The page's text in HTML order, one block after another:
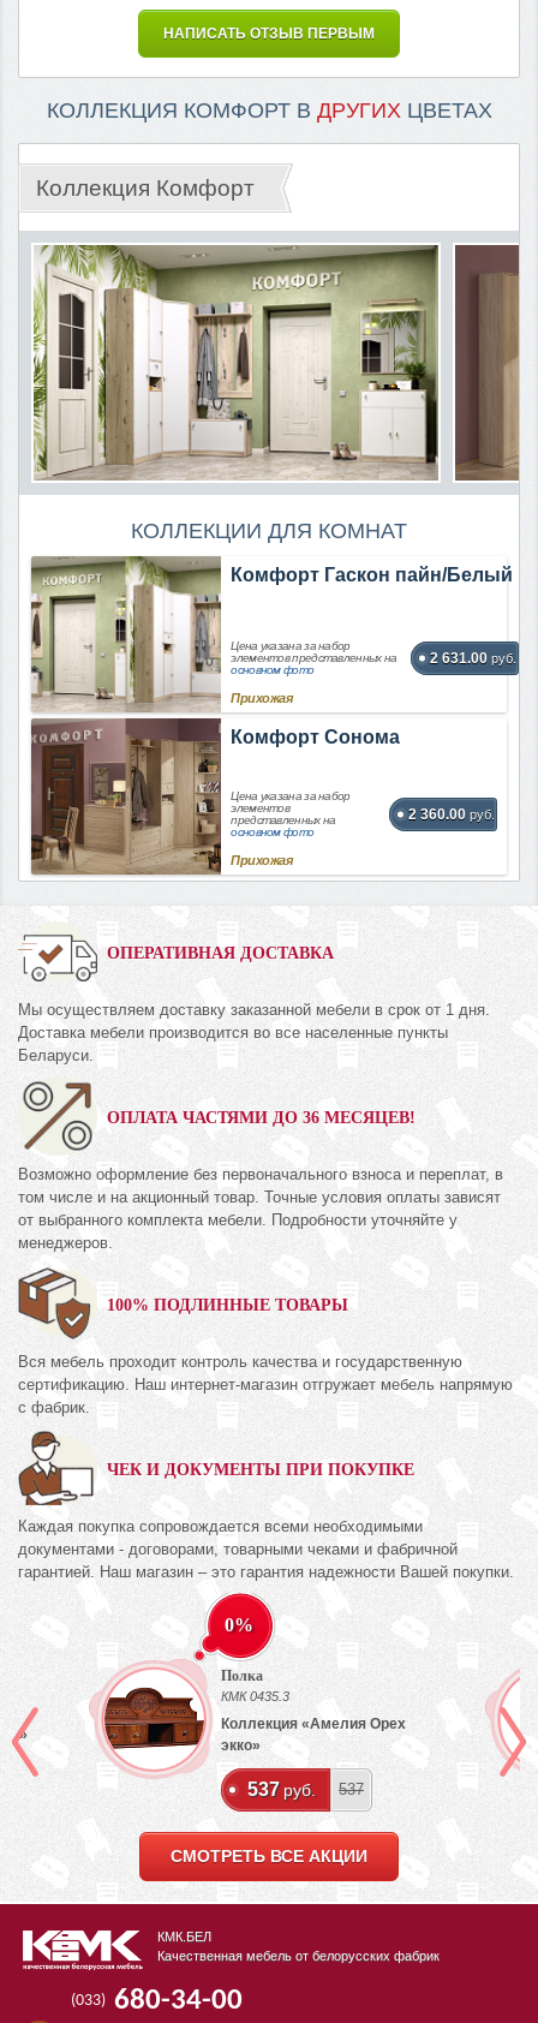
НАПИСАТЬ ОТЗЫВ ПЕРВЫМ
КОЛЛЕКЦИЯ КОМФОРТ В ДРУГИХЦВЕТАХ
Коллекция Комфорт
КОЛЛЕКЦИИ ДЛЯ КОМНАТ
Комфорт Гаскон пайн/Белый
Цена указана за набор
элементов представленных на
основном фото
2 631.00 руб.
Прихожая
Комфорт Сонома
Цена указана за набор
элементов
представленных на
основном фото
2 360.00 руб.
Прихожая
ОПЕРАТИВНАЯ ДОСТАВКА
Мы осуществляем доставку заказанной мебели в срок от 1 дня.
Доставка мебели производится во все населенные пункты
Беларуси.
ОПЛАТА ЧАСТЯМИ ДО 36 МЕСЯЦЕВ!
Возможно оформление без первоначального взноса и переплат, в
том числе и на акционный товар. Точные условия оплаты зависят
от выбранного комплекта мебели. Подробности уточняйте у
менеджеров.
100% ПОДЛИННЫЕ ТОВАРЫ
Вся мебель проходит контроль качества и государственную
сертификацию. Наш интернет-магазин отгружает мебель напрямую
с фабрик.
ЧЕК И ДОКУМЕНТЫ ПРИ ПОКУПКЕ
Каждая покупка сопровождается всеми необходимыми
документами - договорами, товарными чеками и фабричной
гарантией. Наш магазин – это гарантия надежности Вашей покупки.
0%
Полка
КМК 0435.3
Коллекция «Амелия Орех
экко»
537 руб. 537
СМОТРЕТЬ ВСЕ АКЦИИ
КМК.БЕЛ
Качественная мебель от белорусских фабрик
(033) 680-34-00